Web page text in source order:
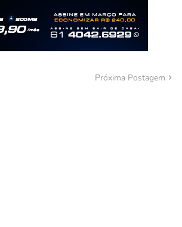
Próxima Postagem